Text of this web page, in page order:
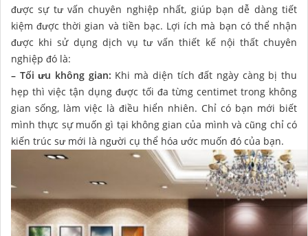
được sự tư vấn chuyên nghiệp nhất, giúp bạn dễ dàng tiết
kiệm được thời gian và tiền bạc. Lợi ích mà bạn có thể nhận
được khi sử dụng dịch vụ tư vấn thiết kế nội thất chuyên
nghiệp đó là:
– Tối ưu không gian: Khi mà diện tích đất ngày càng bị thu
hẹp thì việc tận dụng được tối đa từng centimet trong không
gian sống, làm việc là điều hiển nhiên. Chỉ có bạn mới biết
mình thực sự muốn gì tại không gian của mình và cũng chỉ có
kiến trúc sư mới là người cụ thể hóa ước muốn đó của bạn.